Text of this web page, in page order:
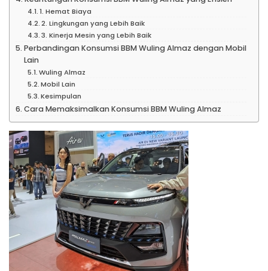
1. Hemat Biaya
2. Lingkungan yang Lebih Baik
3. Kinerja Mesin yang Lebih Baik
Perbandingan Konsumsi BBM Wuling Almaz dengan Mobil
Lain
Wuling Almaz
Mobil Lain
Kesimpulan
Cara Memaksimalkan Konsumsi BBM Wuling Almaz